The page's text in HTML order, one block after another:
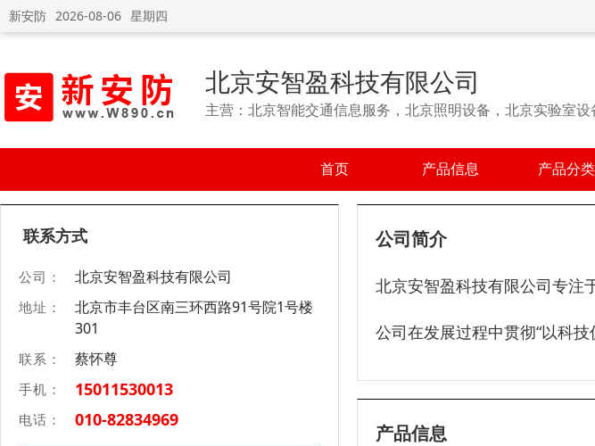
新安防 2026-08-06 星期四
北京安智盈科技有限公司
主营：北京智能交通信息服务，北京照明设备，北京实验室设
首页 产品信息 产品分类
联系方式
公司： 北京安智盈科技有限公司
地址：
北京市丰台区南三环西路91号院1号楼
301
联系： 蔡怀尊
手机： 15011530013
电话： 010-82834969
公司简介
北京安智盈科技有限公司专注
公司在发展过程中贯彻“以科
产品信息